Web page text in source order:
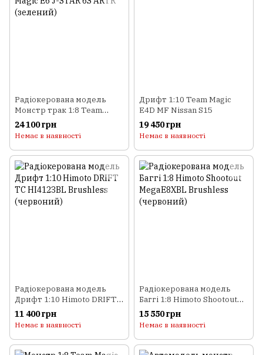
Радіокерована модель
Монстр трак 1:8 Team
Magic E6 J-STAR 6S ARTR
(зелений)
24 100 грн
Немає в наявності
Дрифт 1:10 Team Magic
E4D MF Nissan S15
19 450 грн
Немає в наявності
Радіокерована модель
Дрифт 1:10 Himoto DRIFT
TC HI4123BL Brushless
(червоний)
11 400 грн
Немає в наявності
Радіокерована модель
Баггі 1:8 Himoto Shootout
MegaE8XBL Brushless
(червоний)
15 550 грн
Немає в наявності